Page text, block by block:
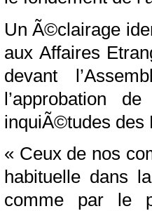
Un Ã©clairage
aux Affaires
devant
l’approbation
inquiÃ©tudes des
« Ceux de nos
habituelle dans
comme par le